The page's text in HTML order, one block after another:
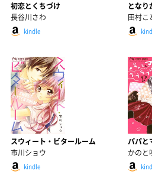
初恋とくちづけ
長谷川さわ
kindle
となり
田村こ
スウィート・ビタールーム
市川ショウ
kindle
パパと
かのと